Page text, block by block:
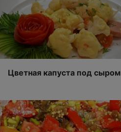
Цветная капуста под сыром